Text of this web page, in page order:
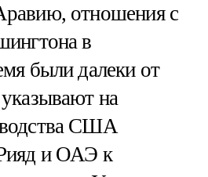
отношения с
в
были далеки от
на
США
и ОАЭ к